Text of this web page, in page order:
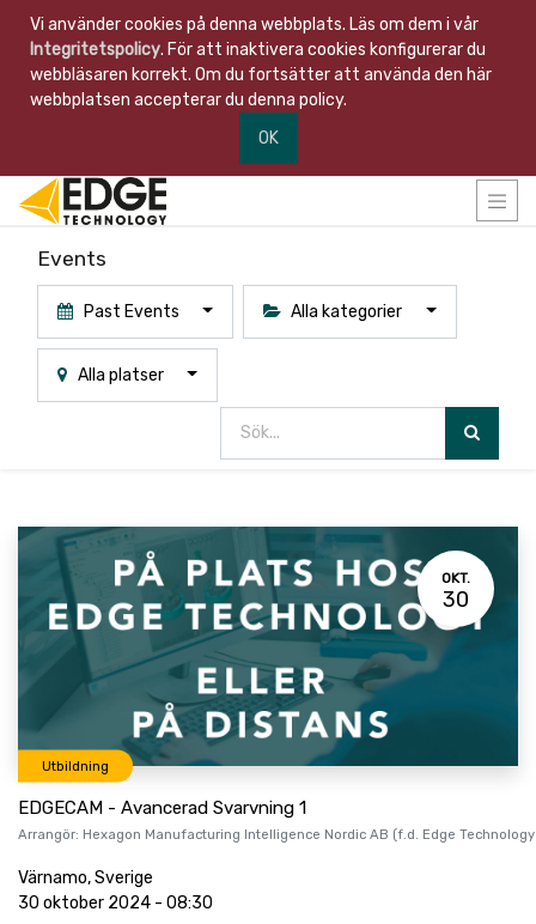
Vi använder cookies på denna webbplats. Läs om dem i vår
Integritetspolicy. För att inaktivera cookies konfigurerar du
webbläsaren korrekt. Om du fortsätter att använda den här
webbplatsen accepterar du denna policy.
OK
Events
Past Events Alla kategorier
Alla platser
OKT.
30
Utbildning
EDGECAM - Avancerad Svarvning 1
Arrangör: Hexagon Manufacturing Intelligence Nordic AB (f.d. Edge
Värnamo,Sverige
30 oktober 2024 - 08:30